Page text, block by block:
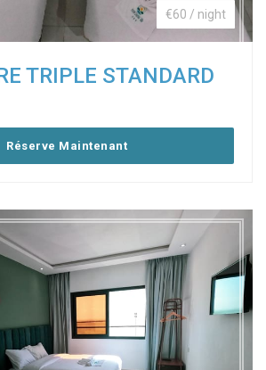
€60 / night
TRIPLE STANDARD
Réserve Maintenant